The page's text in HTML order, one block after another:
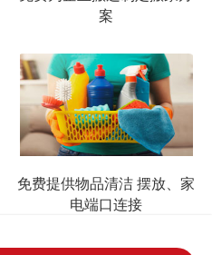
案
免费提供物品清洁 摆放、家
电端口连接